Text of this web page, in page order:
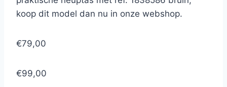
koop dit model dan nu in onze webshop.
€79,00
€99,00